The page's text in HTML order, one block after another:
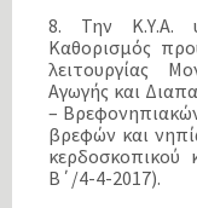
8. Την Κ.Υ.Α.
Καθορισμός
λειτουργίας
Αγωγής και
–
βρεφών και
Β΄/4-4-2017).